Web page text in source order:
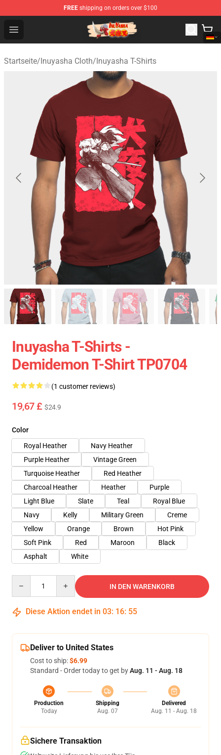
FREE shipping on orders over $100
Open menu
Inuyasha Store - Official Inuyasha Merchandise Shop
Startseite/Inuyasha Cloth/Inuyasha T-Shirts
Inuyasha T-Shirts -
Demidemon T-Shirt TP0704
(1 customer reviews)
19,67 £ $24.9
Color
Royal Heather
Navy Heather
Purple Heather
Vintage Green
Turquoise Heather
Red Heather
Charcoal Heather
Heather
Purple
Light Blue
Slate Teal
Royal Blue
Navy
Kelly Military Green
Creme
Yellow
Orange Brown
Hot Pink
Soft Pink
Red Maroon
Black
Asphalt
White
IN DEN WARENKORB
Diese Aktion endet in 03: 16: 54
Deliver to United States
Cost to ship:$6.99
Standard - Order today to get byAug. 11 - Aug. 18
Production
Today
Shipping
Aug. 07
Delivered
Aug. 11 - Aug. 18
Sichere Transaktion